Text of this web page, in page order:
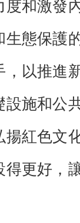
和激發
生態保護
以推進
施和公
紅色文
更好，